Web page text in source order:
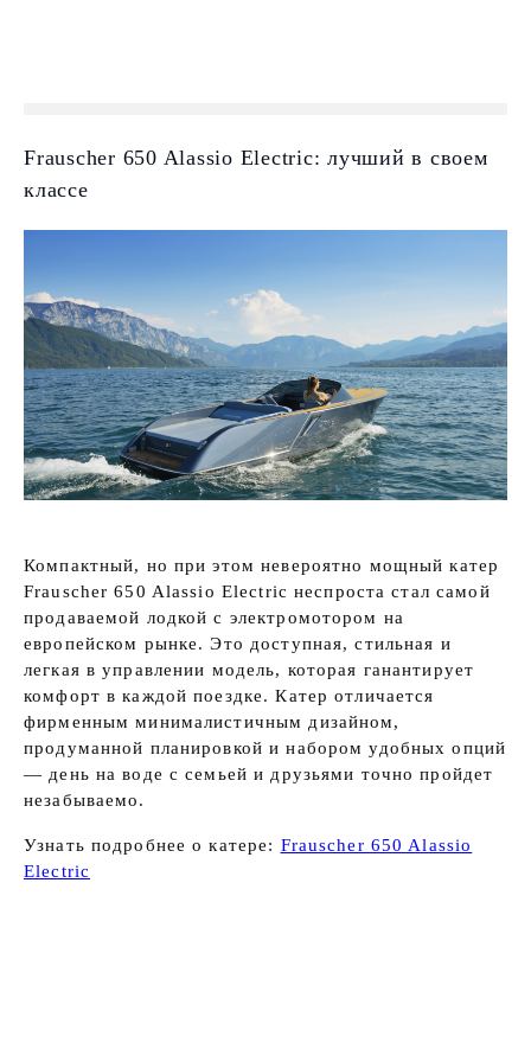
Frauscher 650 Alassio Electric: лучший в своем
классе
Компактный, но при этом невероятно мощный катер
Frauscher 650 Alassio Electric неспроста стал самой
продаваемой лодкой с электромотором на
европейском рынке. Это доступная, стильная и
легкая в управлении модель, которая ганантирует
комфорт в каждой поездке. Катер отличается
фирменным минималистичным дизайном,
продуманной планировкой и набором удобных опций
— день на воде с семьей и друзьями точно пройдет
незабываемо.
Узнать подробнее о катере: Frauscher 650 Alassio
Electric